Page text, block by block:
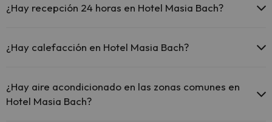
Aquí tienes más info sobre la piscina y otras instalaciones.
¿Hay recepción 24 horas en Hotel Masia Bach?
¿Hay calefacción en Hotel Masia Bach?
¿Hay aire acondicionado en las zonas comunes en
Hotel Masia Bach?